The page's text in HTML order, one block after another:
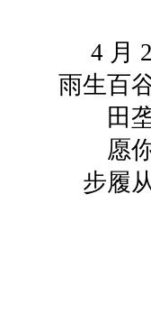
4 月
雨生百
田
愿
步履